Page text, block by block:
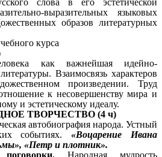
слова в его эстетической
выразительных языковых
образов литературных
курса
как важнейшая идейно-
Взаимосвязь характеров
произведении. Труд
к несовершенству мира и
и эстетическому идеалу.
ТВОРЧЕСТВО (4 ч)
автобиография народа. Устный
событиях.«Воцарение Ивана
«Петр и плотник».